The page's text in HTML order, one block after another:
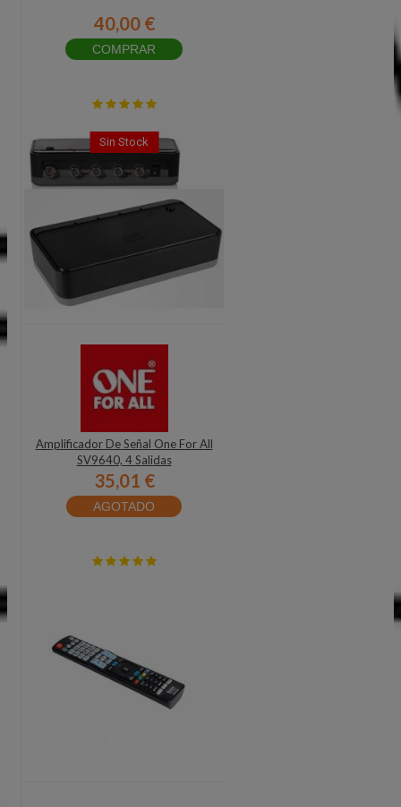
40,00 €
COMPRAR
Sin Stock
Amplificador De Señal One For All
SV9640, 4 Salidas
35,01 €
AGOTADO